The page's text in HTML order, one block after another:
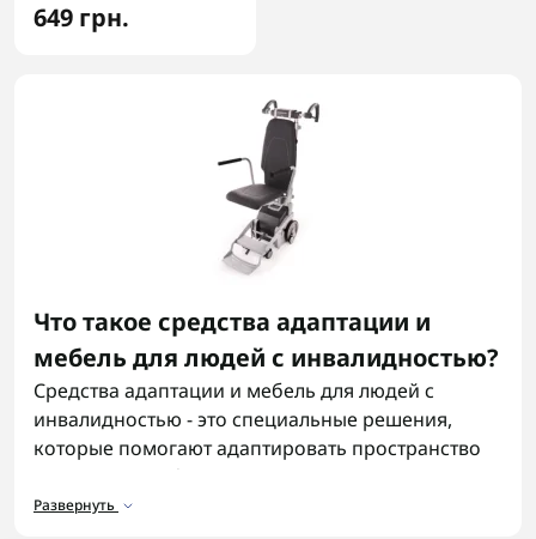
649 грн.
Что такое средства адаптации и
мебель для людей с инвалидностью?
Средства адаптации и мебель для людей с
инвалидностью - это специальные решения,
которые помогают адаптировать пространство
под реальные физические возможности
человека. После ранений или тяжелых
Развернуть